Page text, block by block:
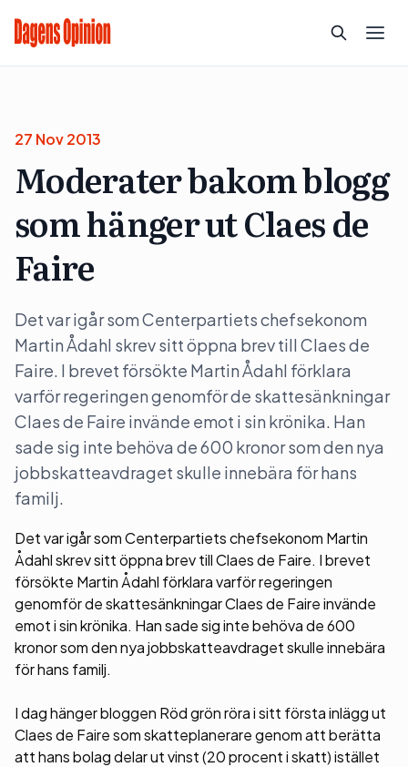
27 Nov 2013
Moderater bakom blogg
som hänger ut Claes de
Faire
Det var igår som Centerpartiets chefsekonom
Martin Ådahl skrev sitt öppna brev till Claes de
Faire. I brevet försökte Martin Ådahl förklara
varför regeringen genomför de skattesänkningar
Claes de Faire invände emot i sin krönika. Han
sade sig inte behöva de 600 kronor som den nya
jobbskatteavdraget skulle innebära för hans
familj.
Det var igår som Centerpartiets chefsekonom Martin
Ådahl skrev sitt öppna brev till Claes de Faire. I brevet
försökte Martin Ådahl förklara varför regeringen
genomför de skattesänkningar Claes de Faire invände
emot i sin krönika. Han sade sig inte behöva de 600
kronor som den nya jobbskatteavdraget skulle innebära
för hans familj.
I dag hänger bloggen Röd grön röra i sitt första inlägg ut
Claes de Faire som skatteplanerare genom att berätta
att hans bolag delar ut vinst (20 procent i skatt) istället